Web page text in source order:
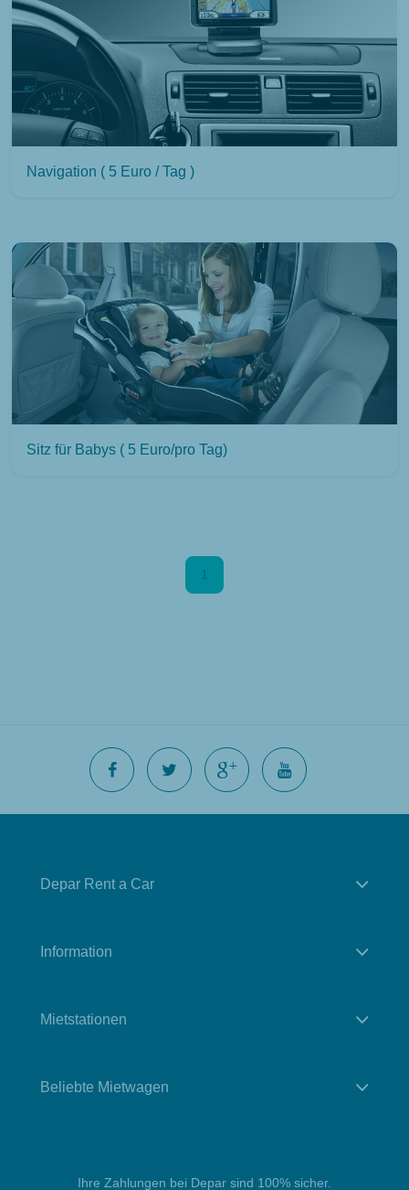
Navigation ( 5 Euro / Tag )
Sitz für Babys ( 5 Euro/pro Tag)
1
Depar Rent a Car
Information
Mietstationen
Beliebte Mietwagen
Ihre Zahlungen bei Depar sind 100% sicher.